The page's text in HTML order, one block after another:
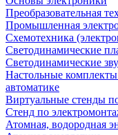
Преобразовательная
Промышленная
Схемотехника
Светодинамические
Светодинамические
Настольные
автоматике
Виртуальные стенды
Стенд по
Атомная, водородная